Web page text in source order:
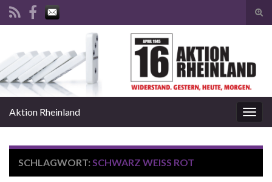
Search for:
Aktion Rheinland
SCHLAGWORT: SCHWARZ WEISS ROT